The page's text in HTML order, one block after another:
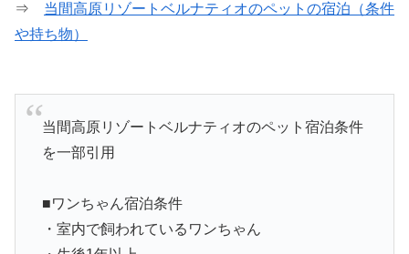
⇒ 当間高原リゾートベルナティオのペットの宿泊（条件
や持ち物）
当間高原リゾートベルナティオのペット宿泊条件
を一部引用
■ワンちゃん宿泊条件
・室内で飼われているワンちゃん